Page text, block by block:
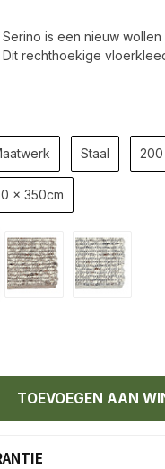
is een nieuw
Dit rechthoekige
Staal
x 350cm
TOEVOEGEN AAN